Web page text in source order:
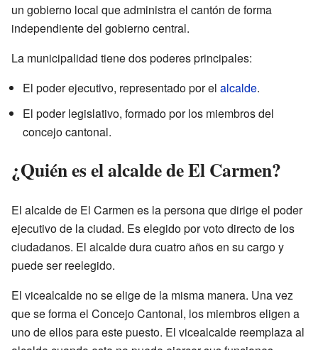
un gobierno local que administra el cantón de forma
independiente del gobierno central.
La municipalidad tiene dos poderes principales:
El poder ejecutivo, representado por el alcalde.
El poder legislativo, formado por los miembros del
concejo cantonal.
¿Quién es el alcalde de El Carmen?
El alcalde de El Carmen es la persona que dirige el poder
ejecutivo de la ciudad. Es elegido por voto directo de los
ciudadanos. El alcalde dura cuatro años en su cargo y
puede ser reelegido.
El vicealcalde no se elige de la misma manera. Una vez
que se forma el Concejo Cantonal, los miembros eligen a
uno de ellos para este puesto. El vicealcalde reemplaza al